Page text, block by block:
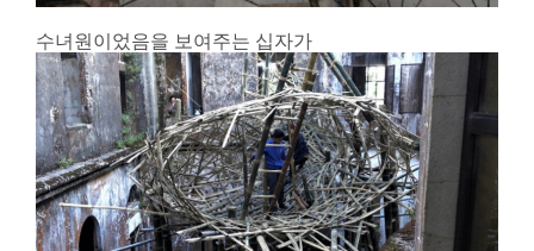
수녀원이었음을 보여주는 십자가